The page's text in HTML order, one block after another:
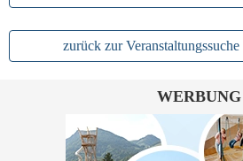
zurück zur Veranstaltungssuche
WERBUNG